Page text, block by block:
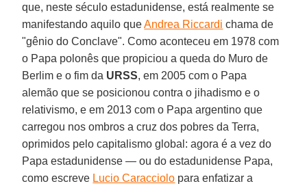
que, neste século estadunidense, está realmente se
manifestando aquilo queAndrea Riccardi chama de
"gênio do Conclave". Como aconteceu em 1978 com
o Papa polonês que propiciou a queda do Muro de
Berlim e o fim da URSS, em 2005 com o Papa
alemão que se posicionou contra o jihadismo e o
relativismo, e em 2013 com o Papa argentino que
carregou nos ombros a cruz dos pobres da Terra,
oprimidos pelo capitalismo global: agora é a vez do
Papa estadunidense — ou do estadunidense Papa,
como escreve Lucio Caracciolo para enfatizar a